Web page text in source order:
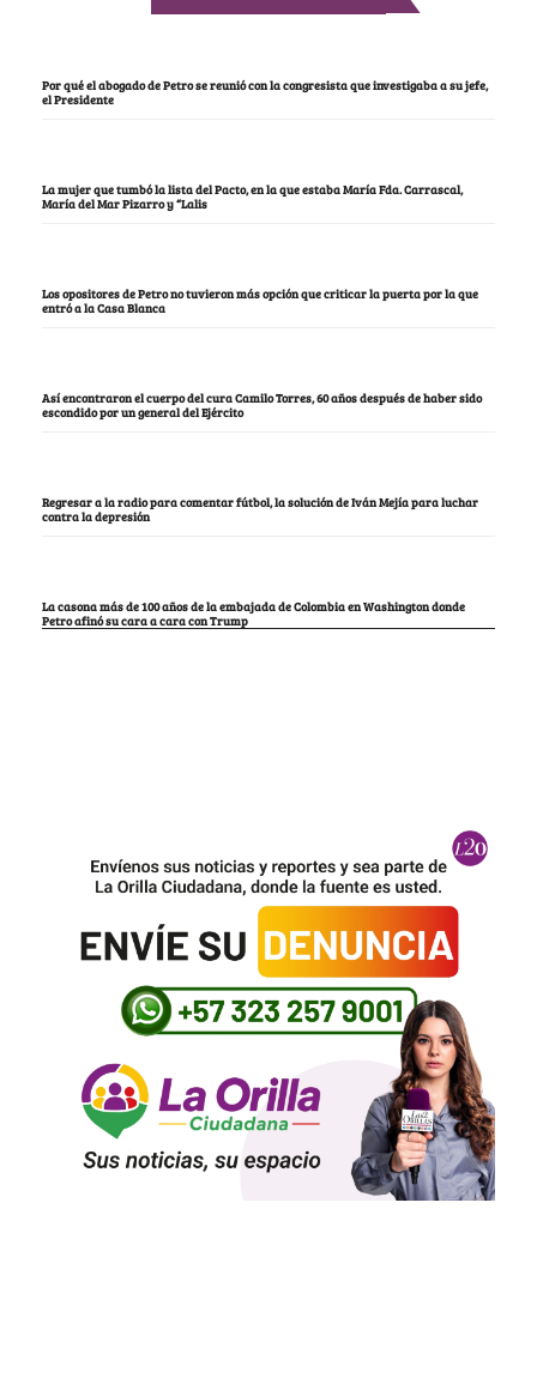
Por qué el abogado de Petro se reunió con la congresista que investigaba a su jefe,
el Presidente
La mujer que tumbó la lista del Pacto, en la que estaba María Fda. Carrascal,
María del Mar Pizarro y “Lalis
Los opositores de Petro no tuvieron más opción que criticar la puerta por la que
entró a la Casa Blanca
Así encontraron el cuerpo del cura Camilo Torres, 60 años después de haber sido
escondido por un general del Ejército
Regresar a la radio para comentar fútbol, la solución de Iván Mejía para luchar
contra la depresión
La casona más de 100 años de la embajada de Colombia en Washington donde
Petro afinó su cara a cara con Trump